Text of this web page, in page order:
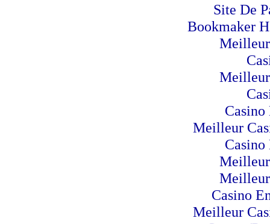
Site De
Bookmaker
Casino
Meilleur
Casino
Casino
Meilleur